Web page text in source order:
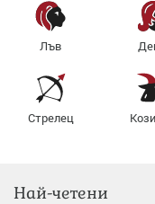
Лъв
Стрелец
Най-четени